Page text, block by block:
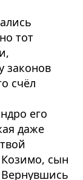
тот
законов
счёл
его
даже
сын